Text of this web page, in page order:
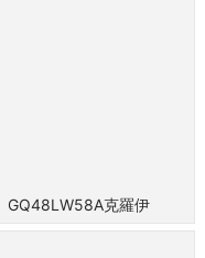
GQ48LW58A克羅伊